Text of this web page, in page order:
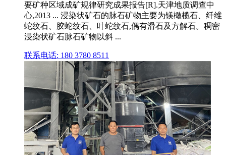
要矿种区域成矿规律研究成果报告[R].天津地质调查中
心,2013 ... 浸染状矿石的脉石矿物主要为镁橄榄石、纤维
蛇纹石、胶蛇纹石、叶蛇纹石,偶有滑石及方解石。稠密
浸染状矿石脉石矿物以斜 ...
联系电话: 180 3780 8511